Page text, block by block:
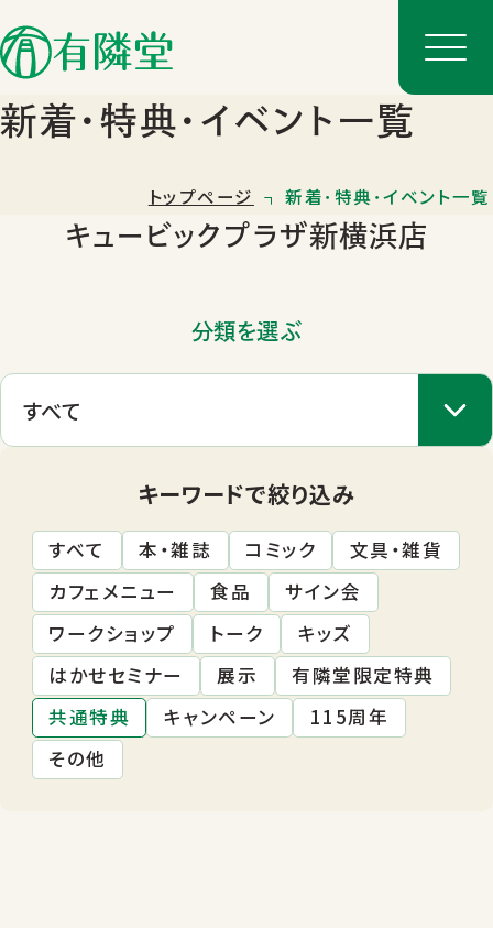
店舗一覧
新着･特典･イベント一覧
トップページ 新着･特典･イベント一覧
キュービックプラザ新横浜店
分類を選ぶ
キーワードで絞り込み
すべて 本・雑誌 コミック
文具・雑貨
カフェメニュー
食品
サイン会
ワークショップ
トーク
キッズ
はかせセミナー
展示
有隣堂限定特典
共通特典
キャンペーン
115周年
その他